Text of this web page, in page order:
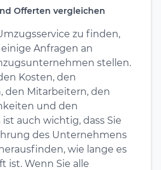
Offerten vergleichen
zu finden,
Anfragen an
stellen.
Kosten, den
den Mitarbeitern, den
und den
auch wichtig, dass Sie
des Unternehmens
wie lange es
ist. Wenn Sie alle